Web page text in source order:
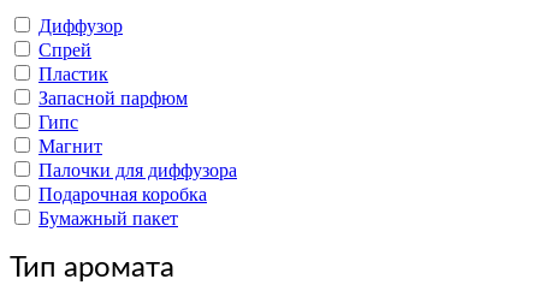
Диффузор
Спрей
Пластик
Запасной парфюм
Гипс
Магнит
Палочки для диффузора
Подарочная коробка
Бумажный пакет
Тип аромата